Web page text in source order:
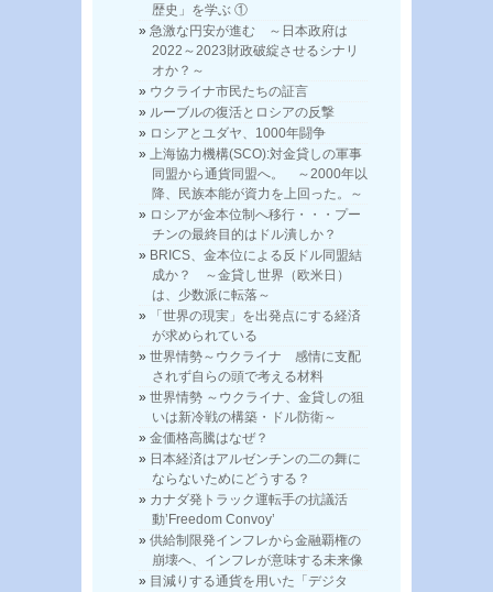
歴史」を学ぶ ①
急激な円安が進む ～日本政府は
2022～2023財政破綻させるシナリ
オか？～
ウクライナ市民たちの証言
ルーブルの復活とロシアの反撃
ロシアとユダヤ、1000年闘争
上海協力機構(SCO):対金貸しの軍事
同盟から通貨同盟へ。 ～2000年以
降、民族本能が資力を上回った。～
ロシアが金本位制へ移行・・・プー
チンの最終目的はドル潰しか？
BRICS、金本位による反ドル同盟結
成か？ ～金貸し世界（欧米日）
は、少数派に転落～
「世界の現実」を出発点にする経済
が求められている
世界情勢～ウクライナ 感情に支配
されず自らの頭で考える材料
世界情勢 ～ウクライナ、金貸しの狙
いは新冷戦の構築・ドル防衛～
金価格高騰はなぜ？
日本経済はアルゼンチンの二の舞に
ならないためにどうする？
カナダ発トラック運転手の抗議活
動’Freedom Convoy’
供給制限発インフレから金融覇権の
崩壊へ、インフレが意味する未来像
目減りする通貨を用いた「デジタ